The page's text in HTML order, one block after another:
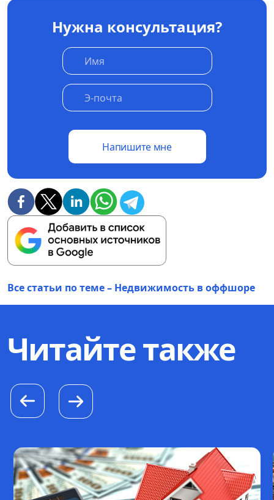
Нужна консультация?
Напишите мне
Все статьи по теме – Недвижимость в оффшоре
Читайте также